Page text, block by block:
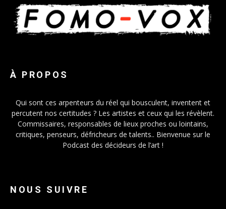
À PROPOS
Qui sont ces arpenteurs du réel qui bousculent, inventent et
percutent nos certitudes ? Les artistes et ceux qui les révèlent.
Commissaires, responsables de lieux proches ou lointains,
critiques, penseurs, défricheurs de talents.. Bienvenue sur le
Podcast des décideurs de l’art !
NOUS SUIVRE